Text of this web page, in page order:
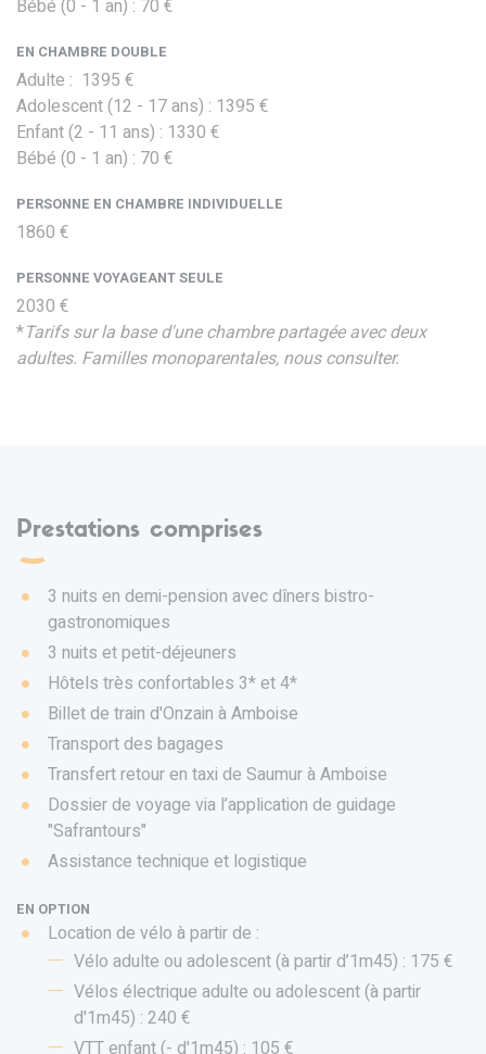
Bébé (0 - 1 an) : 70 €
EN CHAMBRE DOUBLE
Adulte : 1395 €
Adolescent (12 - 17 ans) : 1395 €
Enfant (2 - 11 ans) : 1330 €
Bébé (0 - 1 an) : 70 €
PERSONNE EN CHAMBRE INDIVIDUELLE
1860 €
PERSONNE VOYAGEANT SEULE
2030 €
*Tarifs sur la base d'une chambre partagée avec deux
adultes. Familles monoparentales, nous consulter.
Prestations comprises
3 nuits en demi-pension avec dîners bistro-
gastronomiques
3 nuits et petit-déjeuners
Hôtels très confortables 3* et 4*
Billet de train d'Onzain à Amboise
Transport des bagages
Transfert retour en taxi de Saumur à Amboise
Dossier de voyage via l’application de guidage
"Safrantours"
Assistance technique et logistique
EN OPTION
Location de vélo à partir de :
Vélo adulte ou adolescent (à partir d’1m45) : 175 €
Vélos électrique adulte ou adolescent (à partir
d'1m45) : 240 €
VTT enfant (- d'1m45) : 105 €